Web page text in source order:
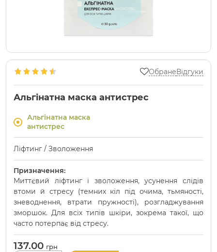
ОбранеВідгуки
Альгінатна маска антистрес
Альгінатна маска
антистрес
Ліфтинг / Зволоження
Призначення:
Миттєвий ліфтинг і зволоження, усунення слідів
втоми й стресу (темних кіл під очима, тьмяності,
зневоднення, втрати пружності), розгладжування
зморшок. Для всіх типів шкіри, зокрема такої, що
часто потерпає від стресу.
137.00 грн